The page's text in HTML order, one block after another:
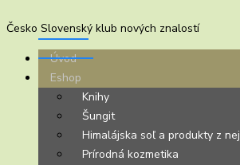
Česko Slovenský klub nových znalostí
Úvod
Eshop
Knihy
Šungit
Himalájska soľ a produkty z nej
Prírodná kozmetika